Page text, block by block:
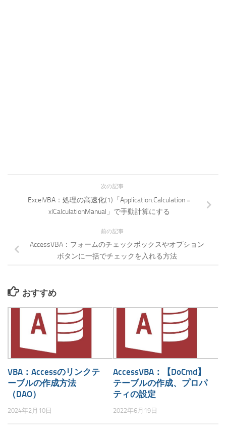
次の記事
ExcelVBA：処理の高速化(1)「Application.Calculation =
xlCalculationManual」で手動計算にする
前の記事
AccessVBA：フォームのチェックボックスやオプション
ボタンに一括でチェックを入れる方法
おすすめ
VBA：Accessのリンクテ
ーブルの作成方法
（DAO）
2024年2月10日
AccessVBA：【DoCmd】
テーブルの作成、プロパ
ティの設定
2022年6月19日